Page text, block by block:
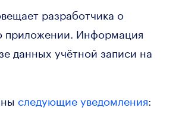
разработчика о
приложении. Информация
данных учётной записи на
следующие уведомления: